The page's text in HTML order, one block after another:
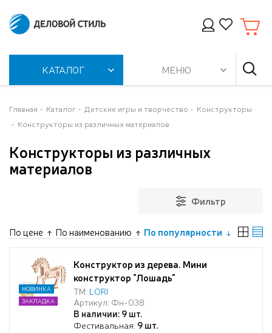
КАТАЛОГ МЕНЮ
Главная Каталог Детские игры и творчество
Конструкторы
Конструкторы из различных материалов
Конструкторы из различных
материалов
Фильтр
По цене По наименованию По популярности
Конструктор из дерева. Мини
конструктор "Лошадь"
ТМ: LORI
Артикул: Фн-038
В наличии: 9 шт.
Фестивальная: 9 шт.
НОВИНКА
ЗАКЛАДКА